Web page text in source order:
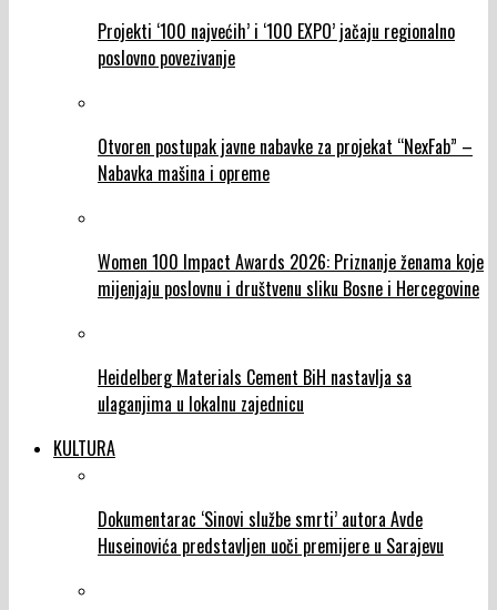
Projekti ‘100 najvećih’ i ‘100 EXPO’ jačaju regionalno
poslovno povezivanje
Otvoren postupak javne nabavke za projekat “NexFab” –
Nabavka mašina i opreme
Women 100 Impact Awards 2026: Priznanje ženama koje
mijenjaju poslovnu i društvenu sliku Bosne i Hercegovine
Heidelberg Materials Cement BiH nastavlja sa
ulaganjima u lokalnu zajednicu
KULTURA
Dokumentarac ‘Sinovi službe smrti’ autora Avde
Huseinovića predstavljen uoči premijere u Sarajevu